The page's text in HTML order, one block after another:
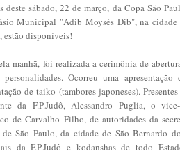
deste sábado, 22 de março, da Copa São
Municipal "Adib Moysés Dib", na cidade
estão disponíveis!
manhã, foi realizada a cerimônia de
personalidades. Ocorreu uma
de taiko (tambores japoneses).
da F.P.Judô, Alessandro Puglia, o
de Carvalho Filho, de autoridades da
de São Paulo, da cidade de São Bernardo
da F.P.Judô e kodanshas de todo